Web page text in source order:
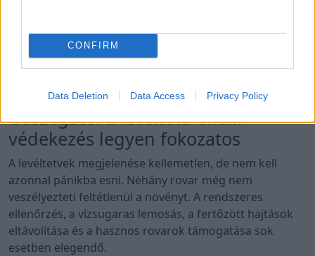
CONFIRM
Data Deletion Data Access Privacy Policy
legegyszerűbb módszerekkel próbálkozz: kézi
eltávolítással, vízzel, metszéssel és a természetes
ragadozók támogatásával. Ezek kíméletesebbek a
növényhez és a kert élővilágához is.
Összegzés: a levéltetű elleni
védekezés legyen fokozatos
A levéltetvek megjelenése kellemetlen, de nem kell
azonnal pánikba esni. Néhány rovar még nem
veszélyezteti feltétlenül a növényt. A rendszeres
ellenőrzés, a vízsugaras lemosás, a fertőzött hajtások
eltávolítása és a hasznos rovarok támogatása sok
esetben elegendő.